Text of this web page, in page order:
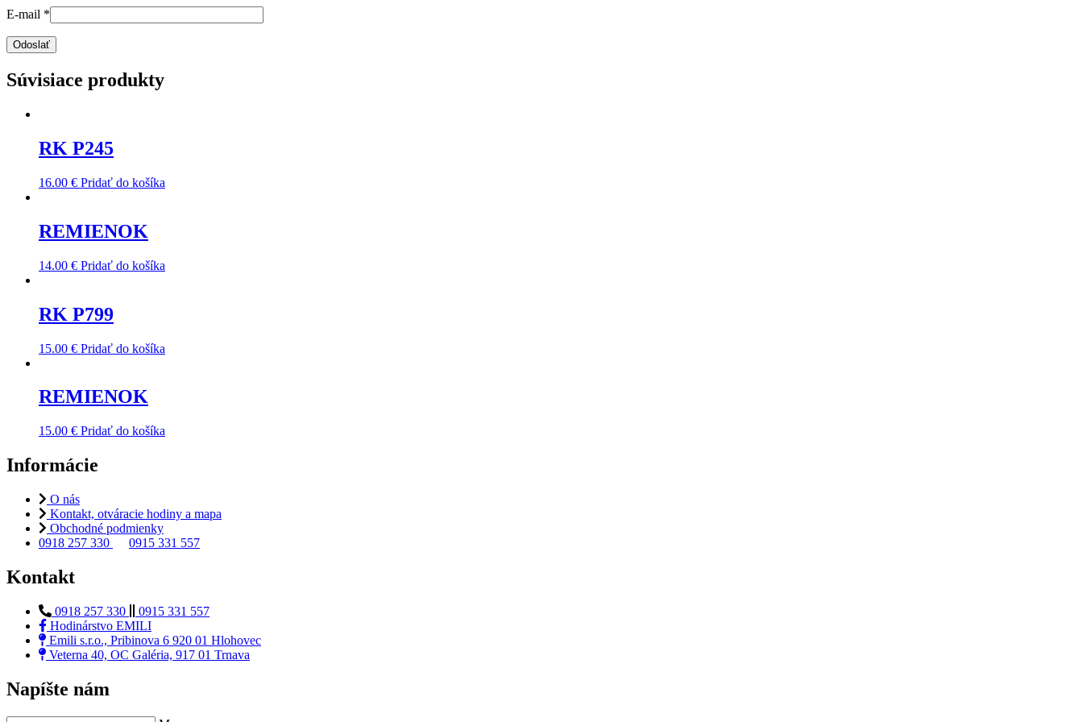
E-mail *
Súvisiace produkty
RK P245
16.00 € Pridať do košíka
REMIENOK
14.00 € Pridať do košíka
RK P799
15.00 € Pridať do košíka
REMIENOK
15.00 € Pridať do košíka
Informácie
O nás
Kontakt, otváracie hodiny a mapa
Obchodné podmienky
0918 257 330
0915 331 557
Kontakt
0918 257 330
0915 331 557
Hodinárstvo EMILI
Emili s.r.o., Pribinova 6 920 01 Hlohovec
Veterna 40, OC Galéria, 917 01 Trnava
Napíšte nám